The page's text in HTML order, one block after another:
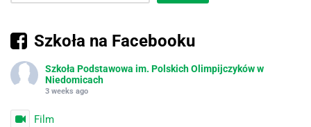
Szkoła na Facebooku
Szkoła Podstawowa im. Polskich Olimpijczyków w
Niedomicach
3 weeks ago
Film